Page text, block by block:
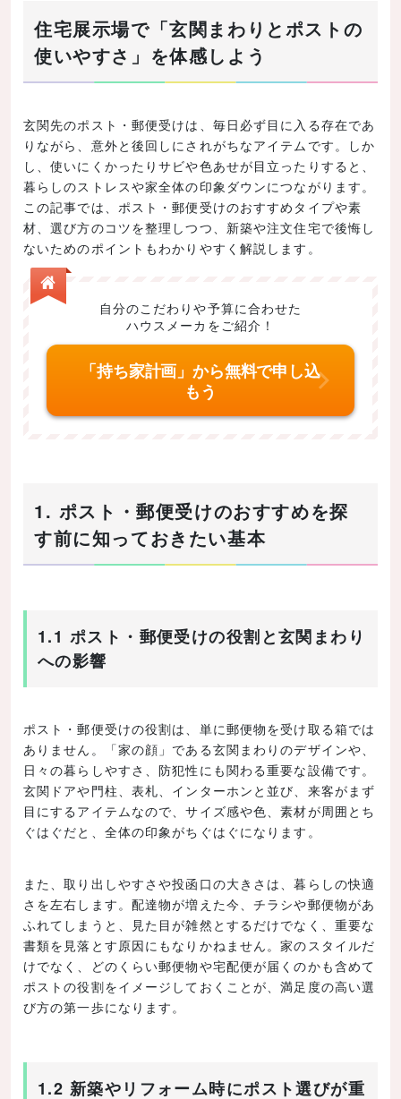
住宅展示場で「玄関まわりとポストの
使いやすさ」を体感しよう
玄関先のポスト・郵便受けは、毎日必ず目に入る存在であ
りながら、意外と後回しにされがちなアイテムです。しか
し、使いにくかったりサビや色あせが目立ったりすると、
暮らしのストレスや家全体の印象ダウンにつながります。
この記事では、ポスト・郵便受けのおすすめタイプや素
材、選び方のコツを整理しつつ、新築や注文住宅で後悔し
ないためのポイントもわかりやすく解説します。
自分のこだわりや予算に合わせた
ハウスメーカをご紹介！
「持ち家計画」から無料で申し込
もう
1. ポスト・郵便受けのおすすめを探
す前に知っておきたい基本
1.1 ポスト・郵便受けの役割と玄関まわり
への影響
ポスト・郵便受けの役割は、単に郵便物を受け取る箱では
ありません。「家の顔」である玄関まわりのデザインや、
日々の暮らしやすさ、防犯性にも関わる重要な設備です。
玄関ドアや門柱、表札、インターホンと並び、来客がまず
目にするアイテムなので、サイズ感や色、素材が周囲とち
ぐはぐだと、全体の印象がちぐはぐになります。
また、取り出しやすさや投函口の大きさは、暮らしの快適
さを左右します。配達物が増えた今、チラシや郵便物があ
ふれてしまうと、見た目が雑然とするだけでなく、重要な
書類を見落とす原因にもなりかねません。家のスタイルだ
けでなく、どのくらい郵便物や宅配便が届くのかも含めて
ポストの役割をイメージしておくことが、満足度の高い選
び方の第一歩になります。
1.2 新築やリフォーム時にポスト選びが重